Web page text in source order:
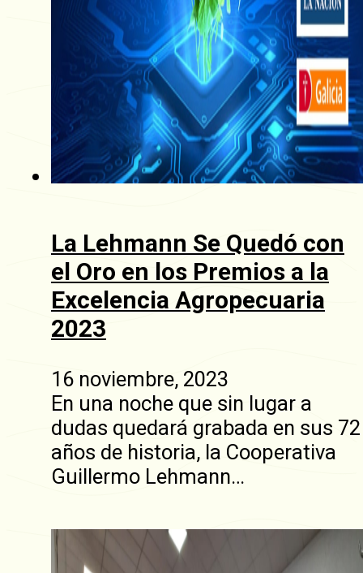
La Lehmann Se Quedó con
el Oro en los Premios a la
Excelencia Agropecuaria
2023
16 noviembre, 2023
En una noche que sin lugar a
dudas quedará grabada en sus 72
años de historia, la Cooperativa
Guillermo Lehmann…